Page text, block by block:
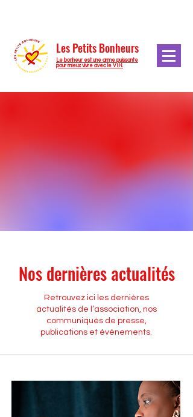
Les Petits Bonheurs
Le bonheur est une arme puissante
pour mieux vivre avec le VIH.
Nos dernières actualités
Retrouvez ici les dernières
actualités de l’association, nos
communiqués de presse,
publications et événements.